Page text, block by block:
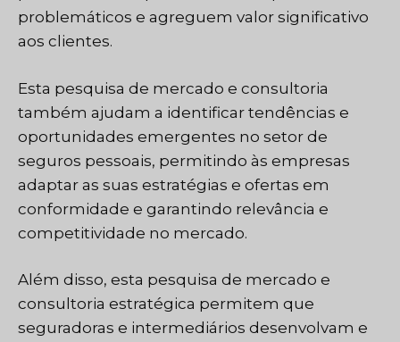
problemáticos e agreguem valor significativo
aos clientes.
Esta pesquisa de mercado e consultoria
também ajudam a identificar tendências e
oportunidades emergentes no setor de
seguros pessoais, permitindo às empresas
adaptar as suas estratégias e ofertas em
conformidade e garantindo relevância e
competitividade no mercado.
Além disso, esta pesquisa de mercado e
consultoria estratégica permitem que
seguradoras e intermediários desenvolvam e